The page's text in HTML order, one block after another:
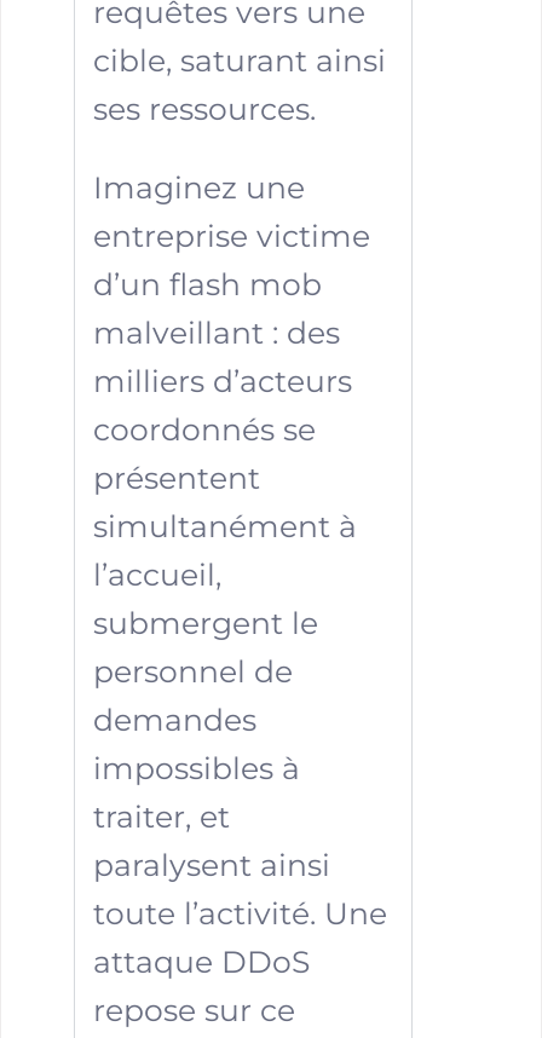
requêtes vers une
cible, saturant ainsi
ses ressources.
Imaginez une
entreprise victime
d’un flash mob
malveillant : des
milliers d’acteurs
coordonnés se
présentent
simultanément à
l’accueil,
submergent le
personnel de
demandes
impossibles à
traiter, et
paralysent ainsi
toute l’activité. Une
attaque DDoS
repose sur ce